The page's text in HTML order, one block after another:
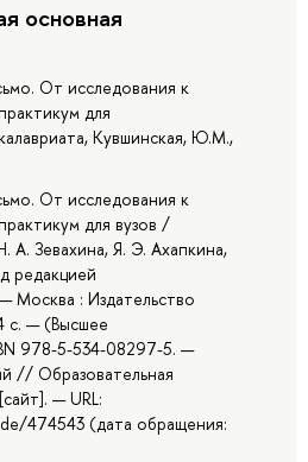
основная
От исследования к
для
Кувшинская, Ю.М.,
От исследования к
для вузов /
А. Зевахина, Я. Э. Ахапкина,
редакцией
: Издательство
с. — (Высшее
978-5-534-08297-5. —
// Образовательная
— URL:
474543 (дата обращения: